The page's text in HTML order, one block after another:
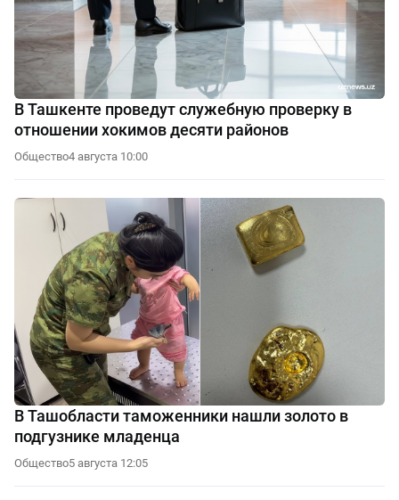
В Ташкенте проведут служебную проверку в
отношении хокимов десяти районов
Общество4 августа 10:00
В Ташобласти таможенники нашли золото в
подгузнике младенца
Общество5 августа 12:05